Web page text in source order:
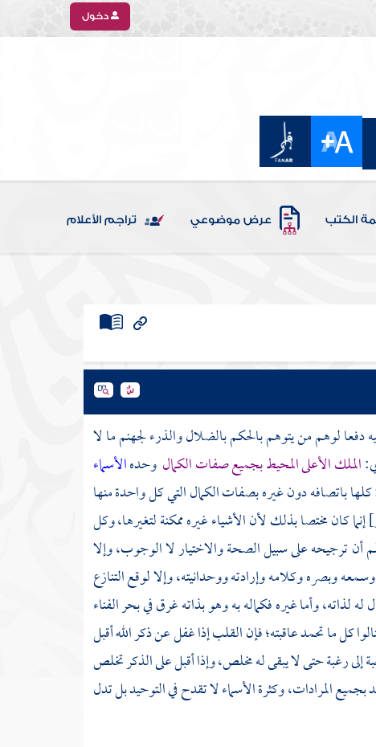
دخول
الكتب عرض موضوعي تراجم الأعلام
دفعا لوهم من يتوهم بالحكم بالضلال والذرء لجهنم ما لا
الملك الأعلى المحيط بجميع صفات الكمال وحدهالأسماء
باتصافه دون غيره بصفات الكمال التي كل واحدة منها
مختصا بذلك لأن الأشياء غيره ممكنة لتغيرها، وكل
ترجيحه على سبيل الصحة والاختيار لا الوجوب، وإلا
وبصره وكلامه وإرادته ووحدانيته، وإلا لوقع التنازع
لذاته، وأما غيره فكماله به وهو بذاته غرق في بحر الفناء
كل ما تحمد عاقبته؛ فإن القلب إذا غفل عن ذكر الله أقبل
إلى رغبة حتى لا يبقى له مخلص، وإذا أقبل على الذكر تخلص
المرادات، وكثرة الأسماء لا تقدح في التوحيد بل تدل